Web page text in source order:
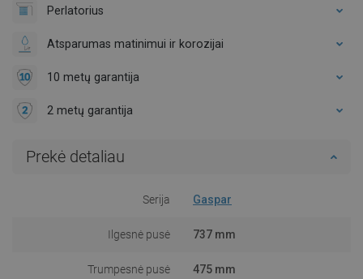
Perlatorius
Atsparumas matinimui ir korozijai
10 metų garantija
2 metų garantija
Prekė detaliau
Serija Gaspar
Ilgesnė pusė 737 mm
Trumpesnė pusė 475 mm